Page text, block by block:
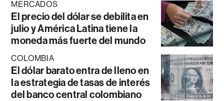
MERCADOS
El precio del dólar se debilita en
julio y América Latina tiene la
moneda más fuerte del mundo
COLOMBIA
El dólar barato entra de lleno en
la estrategia de tasas de interés
del banco central colombiano